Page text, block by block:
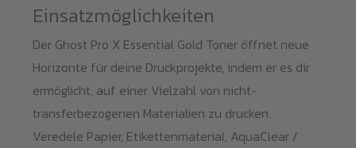
Einsatzmöglichkeiten
Der Ghost Pro X Essential Gold Toner öffnet neue
Horizonte für deine Druckprojekte, indem er es dir
ermöglicht, auf einer Vielzahl von nicht-
transferbezogenen Materialien zu drucken.
Veredele Papier, Etikettenmaterial, AquaClear /